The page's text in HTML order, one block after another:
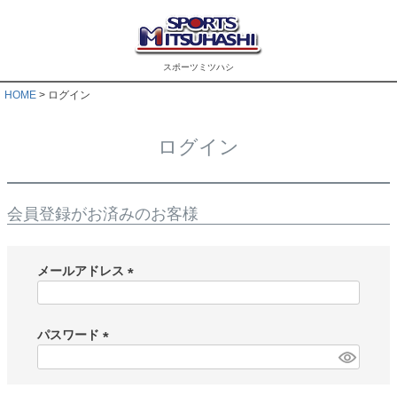
スポーツミツハシ
HOME ログイン
ログイン
会員登録がお済みのお客様
メールアドレス
)
パスワード